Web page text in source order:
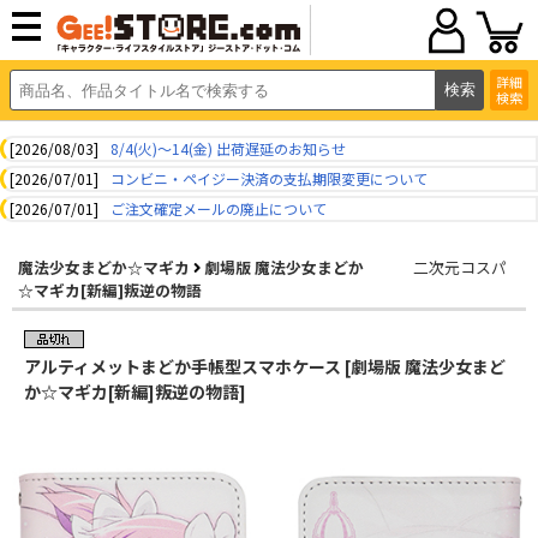
詳細
検索
[2026/08/03]
8/4(火)～14(金) 出荷遅延のお知らせ
[2026/07/01]
コンビニ・ペイジー決済の支払期限変更について
[2026/07/01]
ご注文確定メールの廃止について
魔法少女まどか☆マギカ
劇場版 魔法少女まどか
☆マギカ[新編]叛逆の物語
二次元コスパ
アルティメットまどか手帳型スマホケース [劇場版 魔法少女まど
か☆マギカ[新編]叛逆の物語]